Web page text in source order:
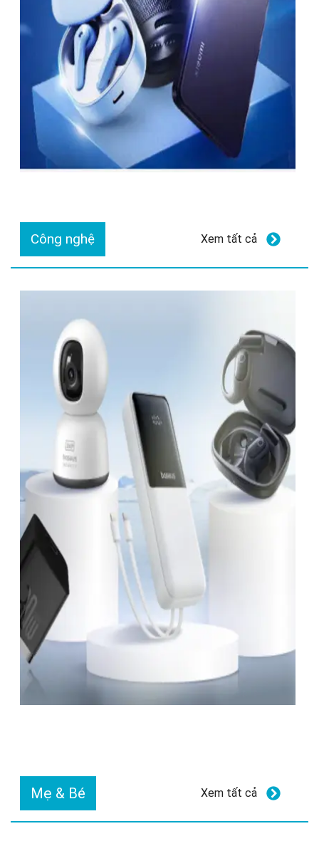
Công nghệ Xem tất cả
Mẹ & Bé Xem tất cả